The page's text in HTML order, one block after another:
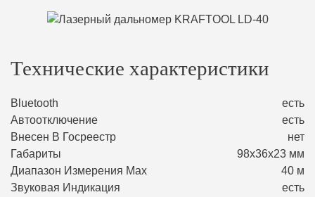
Технические характеристики
Bluetooth
есть
Автоотключение
есть
Внесен В Госреестр
нет
Габариты
98х36х23 мм
Диапазон Измерения Max
40 м
Звуковая Индикация
есть